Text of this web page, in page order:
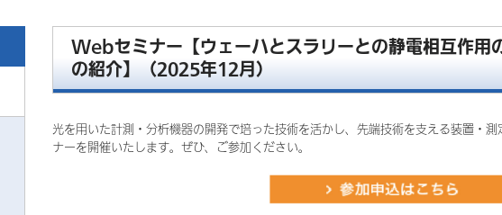
Webセミナー【ウェーハとスラリーとの静電相互作用
の紹介】（2025年12月）
光を用いた計測・分析機器の開発で培った技術を活かし、先端技術を支える装置・
ナーを開催いたします。ぜひ、ご参加ください。